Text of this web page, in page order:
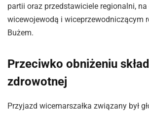
partii oraz przedstawiciele regionalni, na
wicewojewodą i wiceprzewodniczącym
Bużem.
Przeciwko obniżeniu
zdrowotnej
Przyjazd wicemarszałka związany był